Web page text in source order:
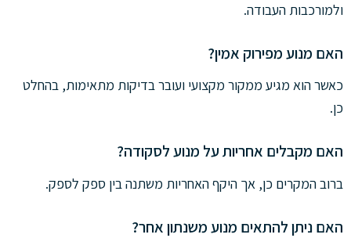
ולמורכבות העבודה.
האם מנוע מפירוק אמין?
כאשר הוא מגיע ממקור מקצועי ועובר בדיקות מתאימות, בהחלט
כן.
האם מקבלים אחריות על מנוע לסקודה?
ברוב המקרים כן, אך היקף האחריות משתנה בין ספק לספק.
האם ניתן להתאים מנוע משנתון אחר?